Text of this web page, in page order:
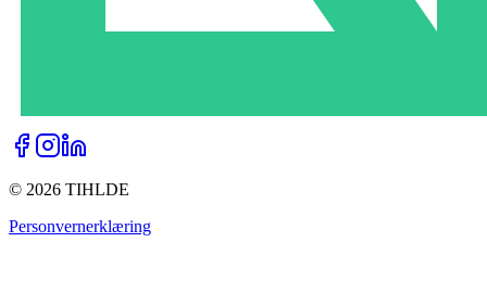
© 2026 TIHLDE
Personvernerklæring